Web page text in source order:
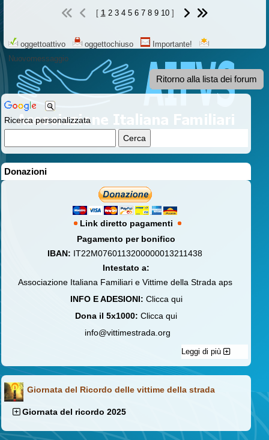
Ricerca personalizzata
Donazioni
Link diretto pagamenti
Pagamento per bonifico
IBAN: IT22M0760113200000013211438
Intestato a:
Associazione Italiana Familiari e Vittime della Strada aps
INFO E ADESIONI: Clicca qui
Dona il 5x1000: Clicca qui
info@vittimestrada.org
Leggi di più
Giornata del Ricordo delle vittime della strada
Giornata del ricordo 2025
[ 1 2 3 4 5 6 7 8 9 10]
oggettoattivo oggettochiuso
Importante!
Nuovomessaggio
Ritorno alla lista dei forum